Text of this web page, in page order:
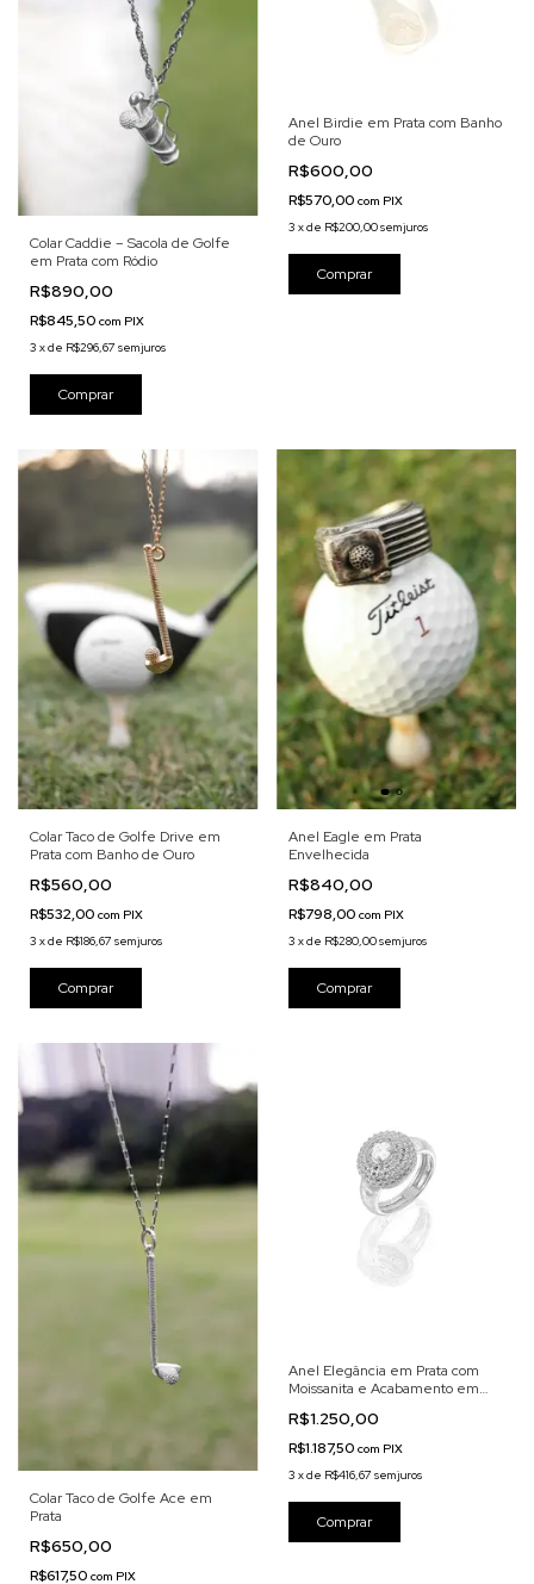
Colar Caddie – Sacola de Golfe
em Prata com Ródio
R$890,00
R$845,50 com PIX
3 xde R$296,67 sem juros
Anel Birdie em Prata com Banho
de Ouro
R$600,00
R$570,00 com PIX
3 xde R$200,00sem juros
Colar Taco de Golfe Drive em
Prata com Banho de Ouro
R$560,00
R$532,00 com PIX
3 xde R$186,67 sem juros
Anel Eagle em Prata
Envelhecida
R$840,00
R$798,00 com PIX
3 xde R$280,00sem juros
Colar Taco de Golfe Ace em
Prata
R$650,00
R$617,50 com PIX
Anel Elegância em Prata com
Moissanita e Acabamento em
R$1.250,00
R$1.187,50 com PIX
3 xde R$416,67 sem juros